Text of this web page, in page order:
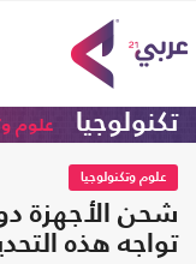
تكنولوجيا علوم
علوم وتكنولوجيا
شحن الأجهزة
تواجه هذه